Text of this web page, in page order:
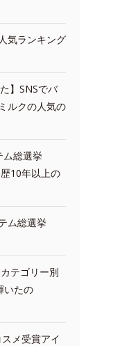
気ランキング
】SNSでバ
ルクの人気の
ム総選挙
10年以上の
ム総選挙
テゴリー別
いたの
メ受賞アイ